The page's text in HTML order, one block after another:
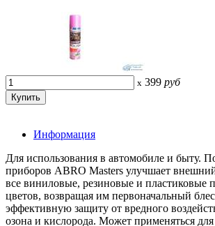
x 399 руб
Информация
Для использования в автомобиле и быту.
приборов ABRO Masters улучшает
все виниловые, резиновые и пластиковые
цветов, возвращая им первоначальный
эффективную защиту от вредного
озона и кислорода. Может применяться для